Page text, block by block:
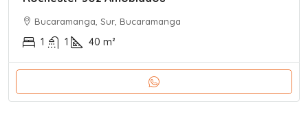
Bucaramanga, Sur, Bucaramanga
1 1 40 m²